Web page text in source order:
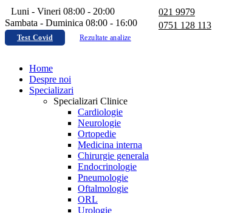
Luni - Vineri 08:00 - 20:00
Sambata - Duminica 08:00 - 16:00
021 9979
0751 128 113
Test Covid Rezultate analize
Home
Despre noi
Specializari
Specializari Clinice
Cardiologie
Neurologie
Ortopedie
Medicina interna
Chirurgie generala
Endocrinologie
Pneumologie
Oftalmologie
ORL
Urologie